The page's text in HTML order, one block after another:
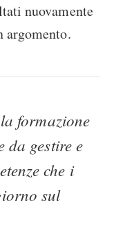
nuovamente
argomento.
formazione
da gestire e
che i
sul